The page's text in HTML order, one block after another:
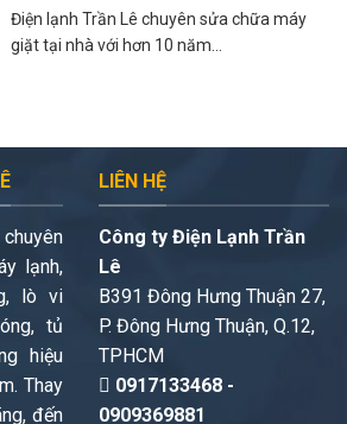
Điện lạnh Trần Lê chuyên sửa chữa máy
giặt tại nhà với hơn 10 năm...
lạnh,
lò vi
tủ
hiệu
Thay
đến
LIÊN HỆ
Công ty Điện Lạnh Trần
Lê
B391 Đông Hưng Thuận 27,
P. Đông Hưng Thuận, Q.12,
TPHCM
0917133468 -
0909369881